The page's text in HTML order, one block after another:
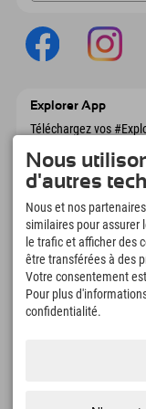
Explorer App
Téléchargez vos
réservations, liste de
des restaurants et
Téléchargez-le
L'heure des
166
Lacs de
piscines
8.991
Nous
d'autres
Nous et nos
similaires pour assurer
le trafic et afficher des
être transférées à des
Votre consentement
Pour plus
confidentialité.